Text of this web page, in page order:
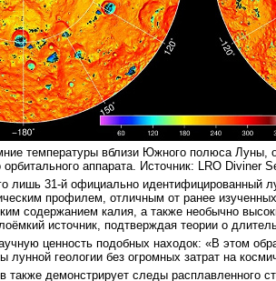
температуры вблизи Южного полюса Луны,
орбитального аппарата. Источник: LRO Diviner
лишь 31-й официально идентифицированный
профилем, отличным от ранее
содержанием калия, а также необычно
источник, подтверждая теории о
ценность подобных находок: «В этом
лунной геологии без огромных затрат на
также демонстрирует следы расплавленного